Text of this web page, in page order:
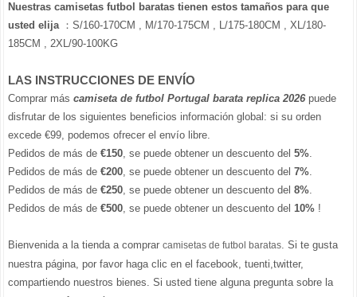
Nuestras camisetas futbol baratas tienen estos tamaños para que
usted elija：S/160-170CM , M/170-175CM , L/175-180CM , XL/180-
185CM , 2XL/90-100KG
LAS INSTRUCCIONES DE ENVÍO
Comprar más camiseta de futbol Portugal barata replica 2026 puede
disfrutar de los siguientes beneficios información global: si su orden
excede €99, podemos ofrecer el envío libre.
Pedidos de más de €150, se puede obtener un descuento del 5%.
Pedidos de más de €200, se puede obtener un descuento del 7%.
Pedidos de más de €250, se puede obtener un descuento del 8%.
Pedidos de más de €500, se puede obtener un descuento del 10% !
Bienvenida a la tienda a comprar camisetas de futbol baratas. Si te gusta
nuestra página, por favor haga clic en el facebook, tuenti,twitter,
compartiendo nuestros bienes. Si usted tiene alguna pregunta sobre la